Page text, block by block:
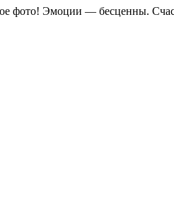
фото! Эмоции — бесценны.